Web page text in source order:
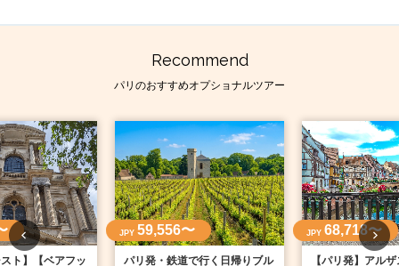
Recommend
パリのおすすめオプショナルツアー
ト】【ベアフッ
JPY 59,556〜
パリ発・鉄道で行く日帰りブル
JPY 68,718〜
【パリ発】アル